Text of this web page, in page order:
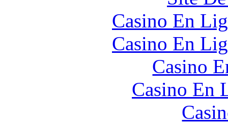
Casino En
Casino En
Casino
Casino En